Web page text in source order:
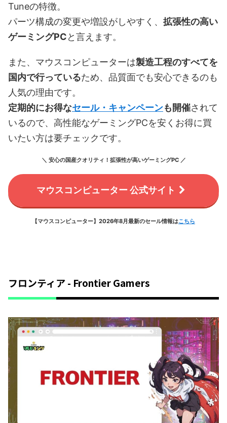
Tuneの特徴。
パーツ構成の変更や増設がしやすく、 拡張性の高い
ゲーミングPCと言えます。
また、マウスコンピューターは製造工程のすべてを
国内で行っているため、品質面でも安心できるのも
人気の理由です。
定期的にお得なセール・キャンペーンも開催されて
いるので、高性能なゲーミングPCを安くお得に買
いたい方は要チェックです。
＼ 安心の国産クオリティ！拡張性が高いゲーミングPC ／
マウスコンピューター 公式サイト
【マウスコンピューター】2026年8月最新のセール情報はこちら
フロンティア - Frontier Gamers